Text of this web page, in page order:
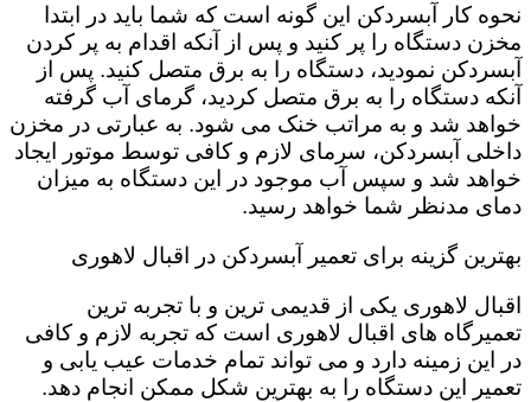
نحوه کار آبسردکن این گونه است که شما باید در ابتدا
مخزن دستگاه را پر کنید و پس از آنکه اقدام به پر کردن
آبسردکن نمودید، دستگاه را به برق متصل کنید. پس از
آنکه دستگاه را به برق متصل کردید، گرمای آب گرفته
خواهد شد و به مراتب خنک می شود. به عبارتی در مخزن
داخلی آبسردکن، سرمای لازم و کافی توسط موتور ایجاد
خواهد شد و سپس آب موجود در این دستگاه به میزان
دمای مدنظر شما خواهد رسید.
بهترین گزینه برای تعمیر آبسردکن در اقبال لاهوری
اقبال لاهوری یکی از قدیمی ترین و با تجربه ترین
تعمیرگاه های اقبال لاهوری است که تجربه لازم و کافی
در این زمینه دارد و می تواند تمام خدمات عیب یابی و
تعمیر این دستگاه را به بهترین شکل ممکن انجام دهد.